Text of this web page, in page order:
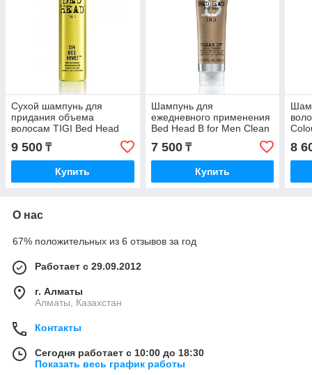
Сухой шампунь для
придания объема
волосам TIGI Bed Head
Oh Bee Hive 238 мл.
9 500 ₸
Купить
Шампунь для
ежедневного применения
Bed Head B for Men Clean
Up Daily Shampoo 250 мл.
7 500₸
Купить
8
О нас
67% положительных из 6 отзывов за год
Работает с 29.09.2012
г. Алматы
Алматы, Казахстан
Контакты
Сегодня работает с 10:00 до 18:30
Показать весь график работы